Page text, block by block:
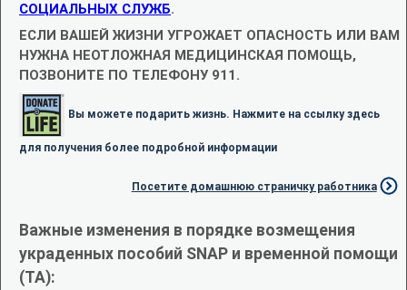
СОЦИАЛЬНЫХ СЛУЖБ.
ЕСЛИ ВАШЕЙ ЖИЗНИ УГРОЖАЕТ ОПАСНОСТЬ ИЛИ ВАМ
НУЖНА НЕОТЛОЖНАЯ МЕДИЦИНСКАЯ ПОМОЩЬ,
ПОЗВОНИТЕ ПО ТЕЛЕФОНУ 911.
Вы можете подарить жизнь. Нажмите на ссылку здесь
для получения более подробной информации
Посетите домашнюю страничку работника
Важные изменения в порядке возмещения
украденных пособий SNAP и временной помощи
(TA):